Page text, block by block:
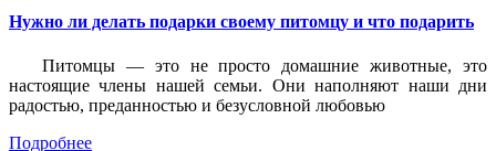
Нужно ли делать подарки своему питомцу и что подарить
Питомцы — это не просто домашние животные, это
настоящие члены нашей семьи. Они наполняют наши дни
радостью, преданностью и безусловной любовью
Подробнее